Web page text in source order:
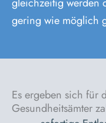
gering wie möglich
Es ergeben sich für
Gesundheitsämter